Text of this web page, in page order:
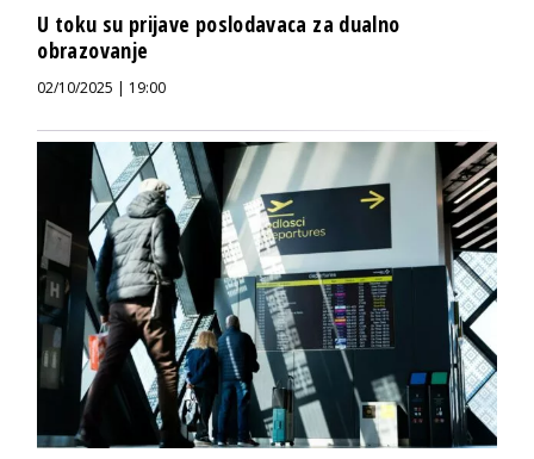
U toku su prijave poslodavaca za dualno
obrazovanje
02/10/2025 | 19:00